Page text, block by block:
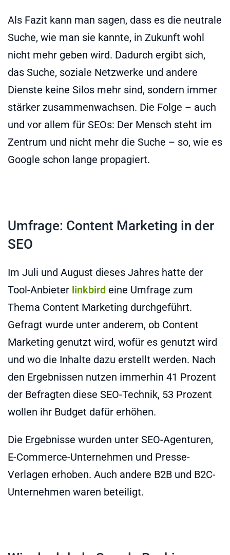
Als Fazit kann man sagen, dass es die neutrale
Suche, wie man sie kannte, in Zukunft wohl
nicht mehr geben wird. Dadurch ergibt sich,
das Suche, soziale Netzwerke und andere
Dienste keine Silos mehr sind, sondern immer
stärker zusammenwachsen. Die Folge – auch
und vor allem für SEOs: Der Mensch steht im
Zentrum und nicht mehr die Suche – so, wie es
Google schon lange propagiert.
Umfrage: Content Marketing in der
SEO
Im Juli und August dieses Jahres hatte der
Tool-Anbieter linkbird eine Umfrage zum
Thema Content Marketing durchgeführt.
Gefragt wurde unter anderem, ob Content
Marketing genutzt wird, wofür es genutzt wird
und wo die Inhalte dazu erstellt werden. Nach
den Ergebnissen nutzen immerhin 41 Prozent
der Befragten diese SEO-Technik, 53 Prozent
wollen ihr Budget dafür erhöhen.
Die Ergebnisse wurden unter SEO-Agenturen,
E-Commerce-Unternehmen und Presse-
Verlagen erhoben. Auch andere B2B und B2C-
Unternehmen waren beteiligt.